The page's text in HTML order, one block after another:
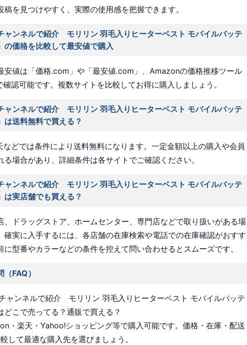
稿を見つけやすく、実際の使用感を把握できます。
ャンネルで紹介 モリリン 羽毛入りヒーターベスト モバイルバッテ
の価格を比較して最安値で購入
安値は「価格.com」や「最安値.com」、Amazonの価格推移ツール
確認可能です。複数サイトを比較してお得に購入しましょう。
ャンネルで紹介 モリリン 羽毛入りヒーターベスト モバイルバッテ
は送料無料で買える？
どでは条件により送料無料になります。一定金額以上の購入や会員
る場合があり、詳細条件は各サイトでご確認ください。
ャンネルで紹介 モリリン 羽毛入りヒーターベスト モバイルバッテ
は実店舗でも買える？
、ドラッグストア、ホームセンター、専門店などで取り扱いがある場
確実に入手するには、各店舗の在庫検索や電話での在庫確認がおすす
に型番やカラーなどの条件を控えて問い合わせるとスムーズです。
FAQ）
ャンネルで紹介 モリリン 羽毛入りヒーターベスト モバイルバッテ
どこで売ってる？通販で買える？
・楽天・Yahoo!ショッピング等で購入可能です。価格・在庫・配送
して最適な購入先を選びましょう。